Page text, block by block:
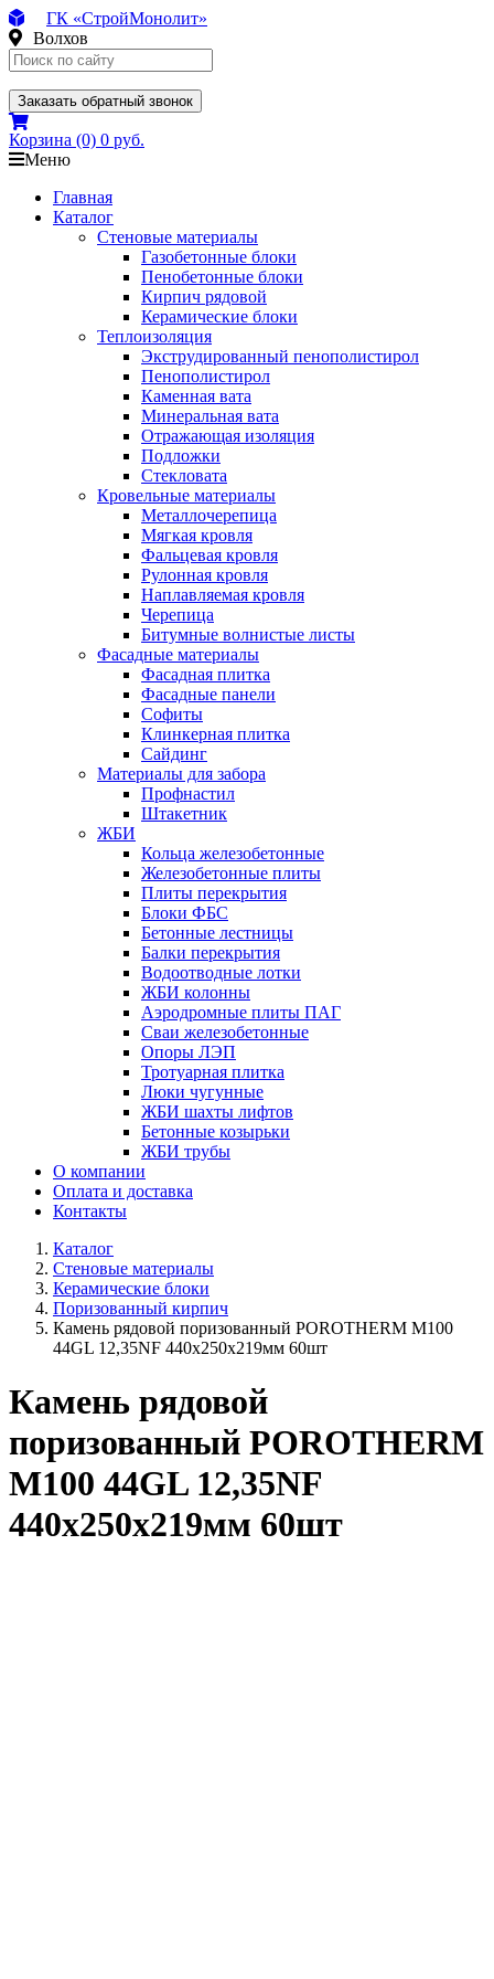
ГК «СтройМонолит»
Волхов
Заказать обратный звонок
Корзина (0) 0 руб.
Меню
Главная
Каталог
Стеновые материалы
Газобетонные блоки
Пенобетонные блоки
Кирпич рядовой
Керамические блоки
Теплоизоляция
Экструдированный пенополистирол
Пенополистирол
Каменная вата
Минеральная вата
Отражающая изоляция
Подложки
Стекловата
Кровельные материалы
Металлочерепица
Мягкая кровля
Фальцевая кровля
Рулонная кровля
Наплавляемая кровля
Черепица
Битумные волнистые листы
Фасадные материалы
Фасадная плитка
Фасадные панели
Софиты
Клинкерная плитка
Сайдинг
Материалы для забора
Профнастил
Штакетник
ЖБИ
Кольца железобетонные
Железобетонные плиты
Плиты перекрытия
Блоки ФБС
Бетонные лестницы
Балки перекрытия
Водоотводные лотки
ЖБИ колонны
Аэродромные плиты ПАГ
Сваи железобетонные
Опоры ЛЭП
Тротуарная плитка
Люки чугунные
ЖБИ шахты лифтов
Бетонные козырьки
ЖБИ трубы
О компании
Оплата и доставка
Контакты
Каталог
Стеновые материалы
Керамические блоки
Поризованный кирпич
Камень рядовой поризованный POROTHERM М100
44GL 12,35NF 440х250х219мм 60шт
Камень рядовой
поризованный POROTHERM
М100 44GL 12,35NF
440х250х219мм 60шт